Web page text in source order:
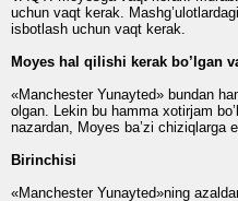
uchun vaqt kerak.
isbotlash uchun vaqt kerak.
Moyes hal qilishi kerak bo’lgan
«Manchester Yunayted» bundan
olgan. Lekin bu hamma xotirjam
nazardan, Moyes ba’zi chiziqlarga
Birinchisi
«Manchester Yunayted»ning